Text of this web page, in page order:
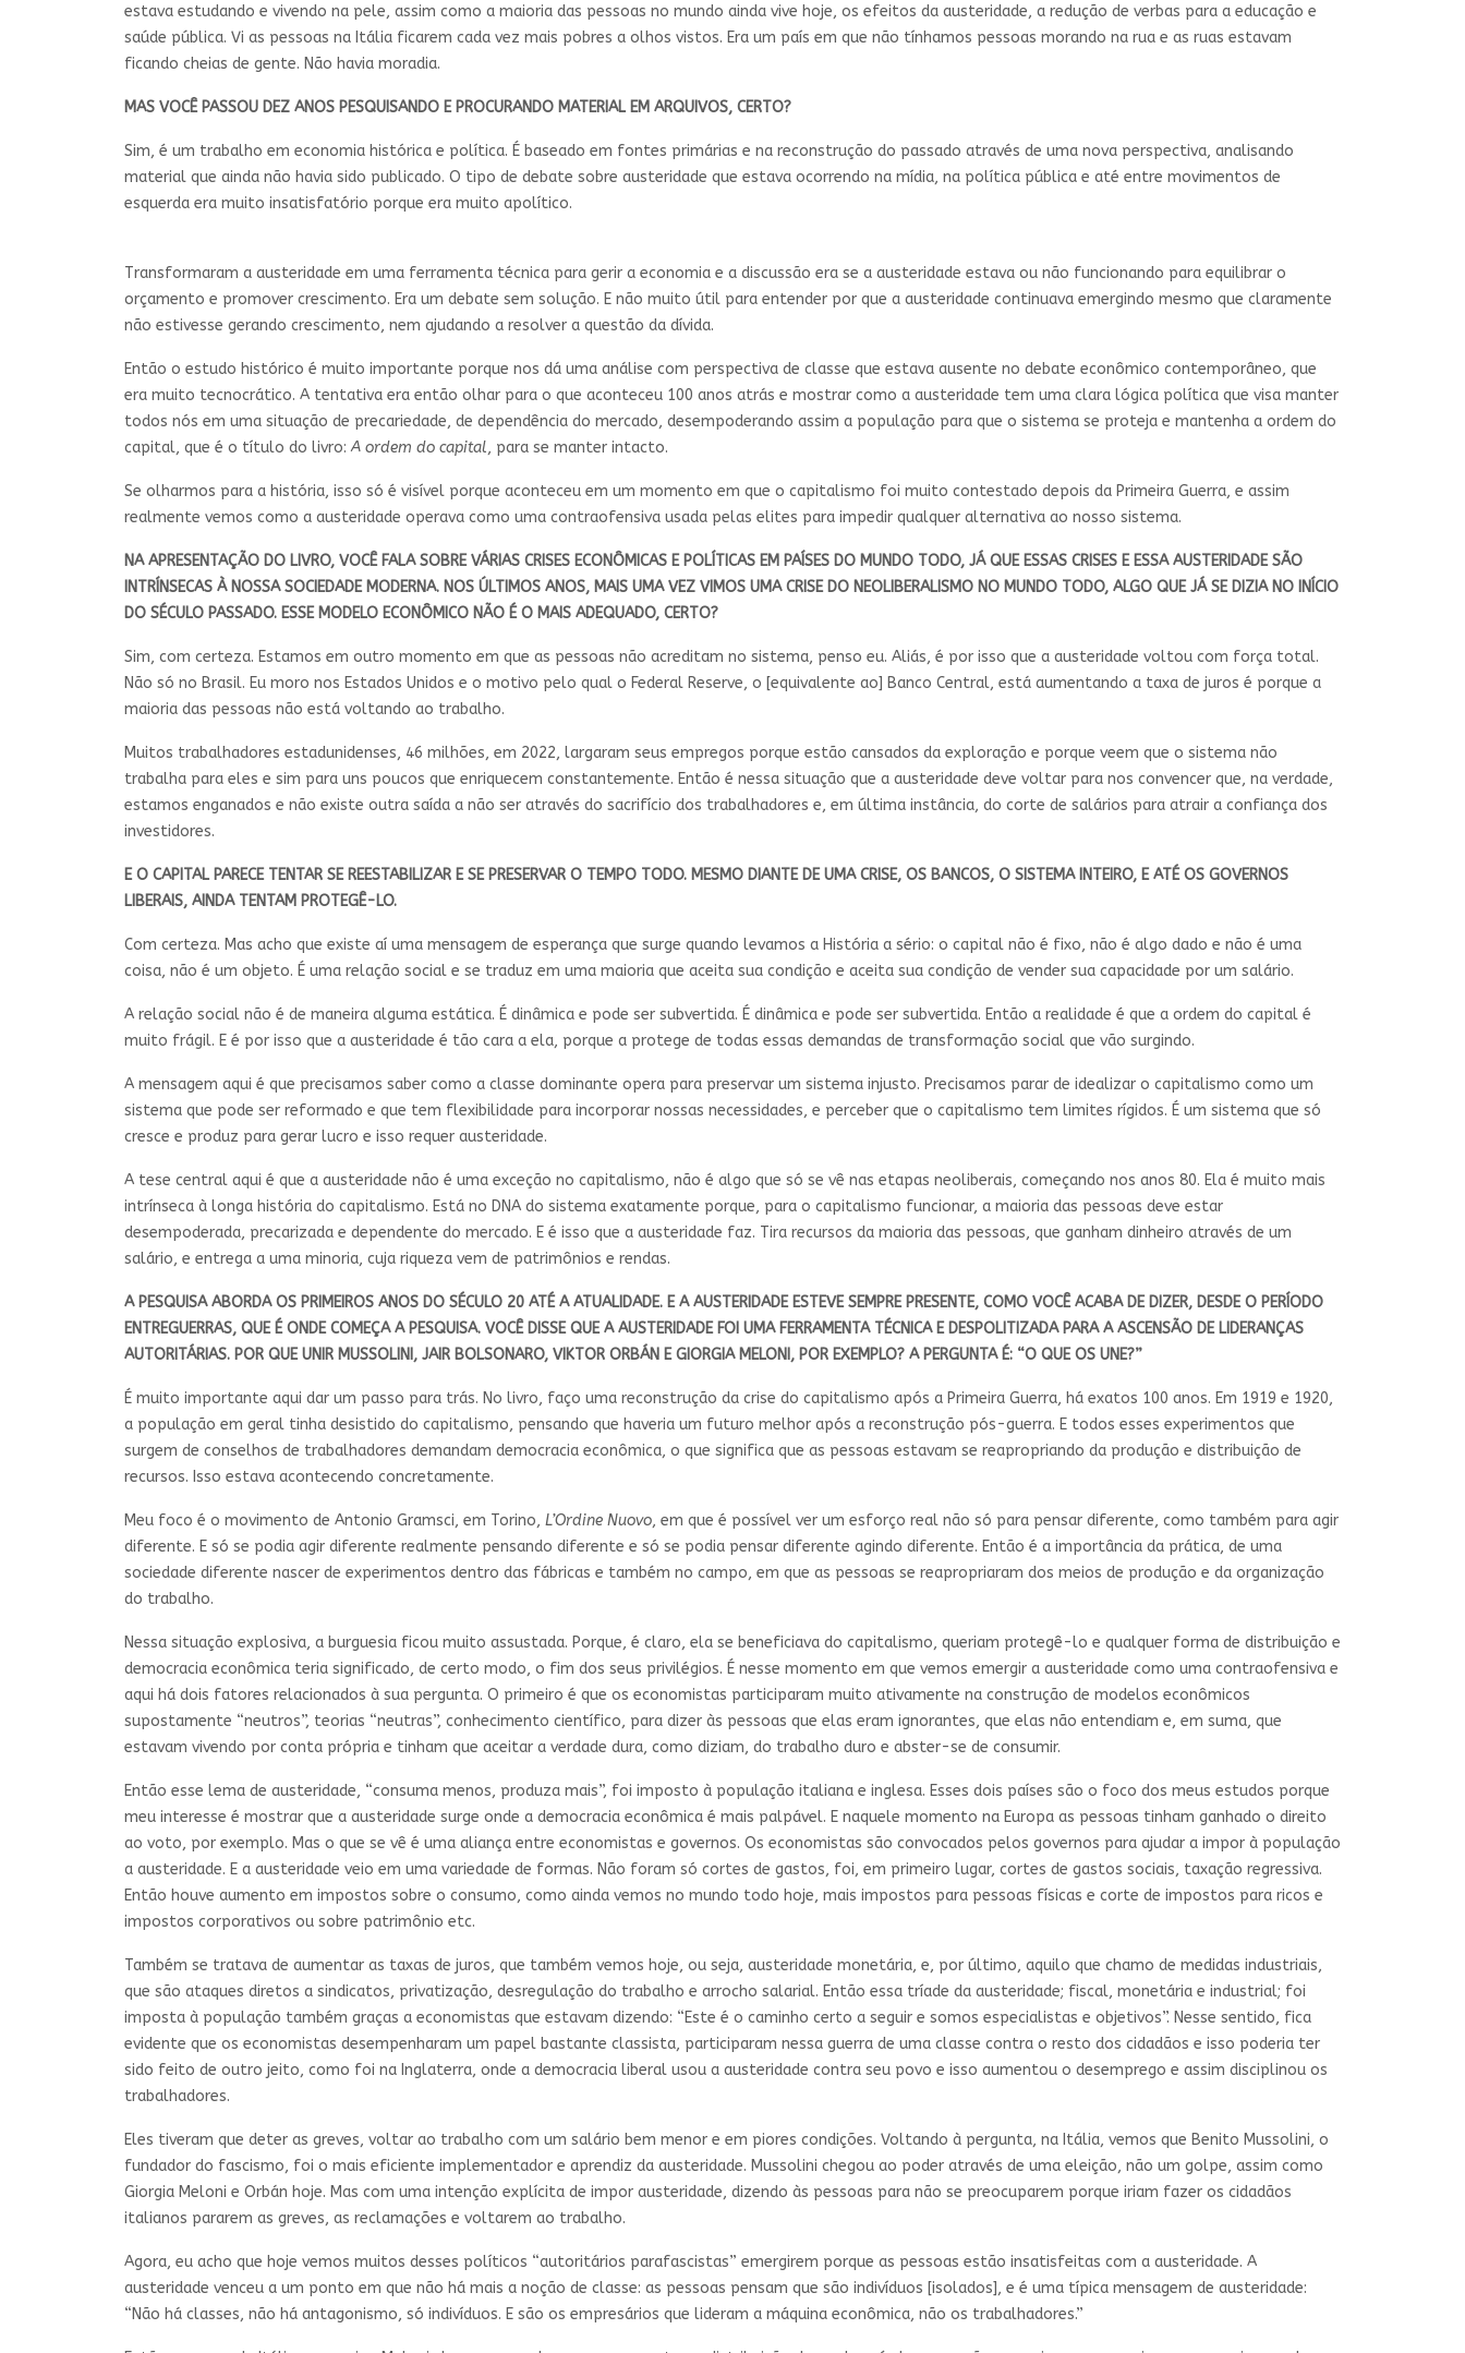
estava estudando e vivendo na pele, assim como a maioria das pessoas no mundo ainda vive hoje, os efeitos da austeridade, a redução de verbas para a educação e
saúde pública. Vi as pessoas na Itália ficarem cada vez mais pobres a olhos vistos. Era um país em que não tínhamos pessoas morando na rua e as ruas estavam
ficando cheias de gente. Não havia moradia.
MAS VOCÊ PASSOU DEZ ANOS PESQUISANDO E PROCURANDO MATERIAL EM ARQUIVOS, CERTO?
Sim, é um trabalho em economia histórica e política. É baseado em fontes primárias e na reconstrução do passado através de uma nova perspectiva, analisando
material que ainda não havia sido publicado. O tipo de debate sobre austeridade que estava ocorrendo na mídia, na política pública e até entre movimentos de
esquerda era muito insatisfatório porque era muito apolítico.
Transformaram a austeridade em uma ferramenta técnica para gerir a economia e a discussão era se a austeridade estava ou não funcionando para equilibrar o
orçamento e promover crescimento. Era um debate sem solução. E não muito útil para entender por que a austeridade continuava emergindo mesmo que claramente
não estivesse gerando crescimento, nem ajudando a resolver a questão da dívida.
Então o estudo histórico é muito importante porque nos dá uma análise com perspectiva de classe que estava ausente no debate econômico contemporâneo, que
era muito tecnocrático. A tentativa era então olhar para o que aconteceu 100 anos atrás e mostrar como a austeridade tem uma clara lógica política que visa manter
todos nós em uma situação de precariedade, de dependência do mercado, desempoderando assim a população para que o sistema se proteja e mantenha a ordem do
capital, que é o título do livro:A ordem do capital, para se manter intacto.
Se olharmos para a história, isso só é visível porque aconteceu em um momento em que o capitalismo foi muito contestado depois da Primeira Guerra, e assim
realmente vemos como a austeridade operava como uma contraofensiva usada pelas elites para impedir qualquer alternativa ao nosso sistema.
NA APRESENTAÇÃO DO LIVRO, VOCÊ FALA SOBRE VÁRIAS CRISES ECONÔMICAS E POLÍTICAS EM PAÍSES DO MUNDO TODO, JÁ QUE ESSAS CRISES E ESSA AUSTERIDADE SÃO
INTRÍNSECAS À NOSSA SOCIEDADE MODERNA. NOS ÚLTIMOS ANOS, MAIS UMA VEZ VIMOS UMA CRISE DO NEOLIBERALISMO NO MUNDO TODO, ALGO QUE JÁ SE DIZIA NO INÍCIO
DO SÉCULO PASSADO. ESSE MODELO ECONÔMICO NÃO É O MAIS ADEQUADO, CERTO?
Sim, com certeza. Estamos em outro momento em que as pessoas não acreditam no sistema, penso eu. Aliás, é por isso que a austeridade voltou com força total.
Não só no Brasil. Eu moro nos Estados Unidos e o motivo pelo qual o Federal Reserve, o [equivalente ao] Banco Central, está aumentando a taxa de juros é porque a
maioria das pessoas não está voltando ao trabalho.
Muitos trabalhadores estadunidenses, 46 milhões, em 2022, largaram seus empregos porque estão cansados da exploração e porque veem que o sistema não
trabalha para eles e sim para uns poucos que enriquecem constantemente. Então é nessa situação que a austeridade deve voltar para nos convencer que, na verdade,
estamos enganados e não existe outra saída a não ser através do sacrifício dos trabalhadores e, em última instância, do corte de salários para atrair a confiança dos
investidores.
E O CAPITAL PARECE TENTAR SE REESTABILIZAR E SE PRESERVAR O TEMPO TODO. MESMO DIANTE DE UMA CRISE, OS BANCOS, O SISTEMA INTEIRO, E ATÉ OS GOVERNOS
LIBERAIS, AINDA TENTAM PROTEGÊ-LO.
Com certeza. Mas acho que existe aí uma mensagem de esperança que surge quando levamos a História a sério: o capital não é fixo, não é algo dado e não é uma
coisa, não é um objeto. É uma relação social e se traduz em uma maioria que aceita sua condição e aceita sua condição de vender sua capacidade por um salário.
A relação social não é de maneira alguma estática. É dinâmica e pode ser subvertida. É dinâmica e pode ser subvertida. Então a realidade é que a ordem do capital é
muito frágil. E é por isso que a austeridade é tão cara a ela, porque a protege de todas essas demandas de transformação social que vão surgindo.
A mensagem aqui é que precisamos saber como a classe dominante opera para preservar um sistema injusto. Precisamos parar de idealizar o capitalismo como um
sistema que pode ser reformado e que tem flexibilidade para incorporar nossas necessidades, e perceber que o capitalismo tem limites rígidos. É um sistema que só
cresce e produz para gerar lucro e isso requer austeridade.
A tese central aqui é que a austeridade não é uma exceção no capitalismo, não é algo que só se vê nas etapas neoliberais, começando nos anos 80. Ela é muito mais
intrínseca à longa história do capitalismo. Está no DNA do sistema exatamente porque, para o capitalismo funcionar, a maioria das pessoas deve estar
desempoderada, precarizada e dependente do mercado. E é isso que a austeridade faz. Tira recursos da maioria das pessoas, que ganham dinheiro através de um
salário, e entrega a uma minoria, cuja riqueza vem de patrimônios e rendas.
A PESQUISA ABORDA OS PRIMEIROS ANOS DO SÉCULO 20 ATÉ A ATUALIDADE. E A AUSTERIDADE ESTEVE SEMPRE PRESENTE, COMO VOCÊ ACABA DE DIZER, DESDE O PERÍODO
ENTREGUERRAS, QUE É ONDE COMEÇA A PESQUISA. VOCÊ DISSE QUE A AUSTERIDADE FOI UMA FERRAMENTA TÉCNICA E DESPOLITIZADA PARA A ASCENSÃO DE LIDERANÇAS
AUTORITÁRIAS. POR QUE UNIR MUSSOLINI, JAIR BOLSONARO, VIKTOR ORBÁN E GIORGIA MELONI, POR EXEMPLO? A PERGUNTA É: “O QUE OS UNE?”
É muito importante aqui dar um passo para trás. No livro, faço uma reconstrução da crise do capitalismo após a Primeira Guerra, há exatos 100 anos. Em 1919 e 1920,
a população em geral tinha desistido do capitalismo, pensando que haveria um futuro melhor após a reconstrução pós-guerra. E todos esses experimentos que
surgem de conselhos de trabalhadores demandam democracia econômica, o que significa que as pessoas estavam se reapropriando da produção e distribuição de
recursos. Isso estava acontecendo concretamente.
Meu foco é o movimento de Antonio Gramsci, em Torino, L’Ordine Nuovo, em que é possível ver um esforço real não só para pensar diferente, como também para agir
diferente. E só se podia agir diferente realmente pensando diferente e só se podia pensar diferente agindo diferente. Então é a importância da prática, de uma
sociedade diferente nascer de experimentos dentro das fábricas e também no campo, em que as pessoas se reapropriaram dos meios de produção e da organização
do trabalho.
Nessa situação explosiva, a burguesia ficou muito assustada. Porque, é claro, ela se beneficiava do capitalismo, queriam protegê-lo e qualquer forma de distribuição e
democracia econômica teria significado, de certo modo, o fim dos seus privilégios. É nesse momento em que vemos emergir a austeridade como uma contraofensiva e
aqui há dois fatores relacionados à sua pergunta. O primeiro é que os economistas participaram muito ativamente na construção de modelos econômicos
supostamente “neutros”, teorias “neutras”, conhecimento científico, para dizer às pessoas que elas eram ignorantes, que elas não entendiam e, em suma, que
estavam vivendo por conta própria e tinham que aceitar a verdade dura, como diziam, do trabalho duro e abster-se de consumir.
Então esse lema de austeridade, “consuma menos, produza mais”, foi imposto à população italiana e inglesa. Esses dois países são o foco dos meus estudos porque
meu interesse é mostrar que a austeridade surge onde a democracia econômica é mais palpável. E naquele momento na Europa as pessoas tinham ganhado o direito
ao voto, por exemplo. Mas o que se vê é uma aliança entre economistas e governos. Os economistas são convocados pelos governos para ajudar a impor à população
a austeridade. E a austeridade veio em uma variedade de formas. Não foram só cortes de gastos, foi, em primeiro lugar, cortes de gastos sociais, taxação regressiva.
Então houve aumento em impostos sobre o consumo, como ainda vemos no mundo todo hoje, mais impostos para pessoas físicas e corte de impostos para ricos e
impostos corporativos ou sobre patrimônio etc.
Também se tratava de aumentar as taxas de juros, que também vemos hoje, ou seja, austeridade monetária, e, por último, aquilo que chamo de medidas industriais,
que são ataques diretos a sindicatos, privatização, desregulação do trabalho e arrocho salarial. Então essa tríade da austeridade; fiscal, monetária e industrial; foi
imposta à população também graças a economistas que estavam dizendo: “Este é o caminho certo a seguir e somos especialistas e objetivos”. Nesse sentido, fica
evidente que os economistas desempenharam um papel bastante classista, participaram nessa guerra de uma classe contra o resto dos cidadãos e isso poderia ter
sido feito de outro jeito, como foi na Inglaterra, onde a democracia liberal usou a austeridade contra seu povo e isso aumentou o desemprego e assim disciplinou os
trabalhadores.
Eles tiveram que deter as greves, voltar ao trabalho com um salário bem menor e em piores condições. Voltando à pergunta, na Itália, vemos que Benito Mussolini, o
fundador do fascismo, foi o mais eficiente implementador e aprendiz da austeridade. Mussolini chegou ao poder através de uma eleição, não um golpe, assim como
Giorgia Meloni e Orbán hoje. Mas com uma intenção explícita de impor austeridade, dizendo às pessoas para não se preocuparem porque iriam fazer os cidadãos
italianos pararem as greves, as reclamações e voltarem ao trabalho.
Agora, eu acho que hoje vemos muitos desses políticos “autoritários parafascistas” emergirem porque as pessoas estão insatisfeitas com a austeridade. A
austeridade venceu a um ponto em que não há mais a noção de classe: as pessoas pensam que são indivíduos [isolados], e é uma típica mensagem de austeridade:
“Não há classes, não há antagonismo, só indivíduos. E são os empresários que lideram a máquina econômica, não os trabalhadores.”